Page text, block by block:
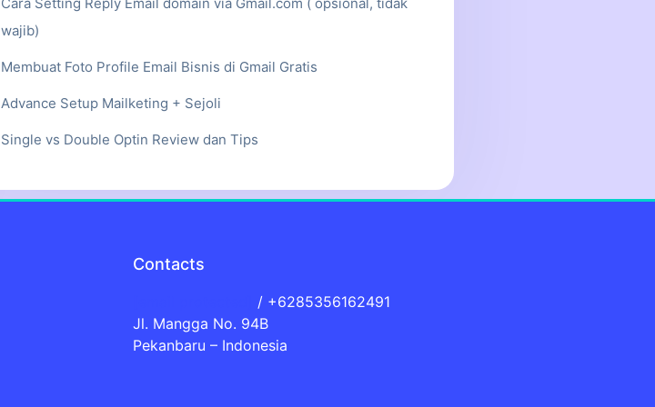
wajib)
Membuat Foto Profile Email Bisnis di Gmail Gratis
Advance Setup Mailketing + Sejoli
Single vs Double Optin Review dan Tips
Contacts
/ +6285356162491
Jl. Mangga No. 94B
Pekanbaru – Indonesia